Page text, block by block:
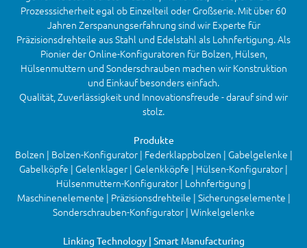
Prozesssicherheit egal ob Einzelteil oder Großserie. Mit über 60
Jahren Zerspanungserfahrung sind wir Experte für
Präzisionsdrehteile aus Stahl und Edelstahl als Lohnfertigung. Als
Pionier der Online-Konfiguratoren für Bolzen, Hülsen,
Hülsenmuttern und Sonderschrauben machen wir Konstruktion
und Einkauf besonders einfach.
Qualität, Zuverlässigkeit und Innovationsfreude - darauf sind wir
stolz.
Produkte
Bolzen | Bolzen-Konfigurator | Federklappbolzen | Gabelgelenke |
Gabelköpfe | Gelenklager | Gelenkköpfe | Hülsen-Konfigurator |
Hülsenmuttern-Konfigurator | Lohnfertigung |
Maschinenelemente | Präzisionsdrehteile | Sicherungselemente |
Sonderschrauben-Konfigurator | Winkelgelenke
Linking Technology | Smart Manufacturing